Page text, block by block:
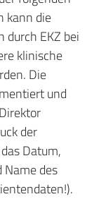
kann die
EKZ bei
klinische
Die
und
der
Datum,
des